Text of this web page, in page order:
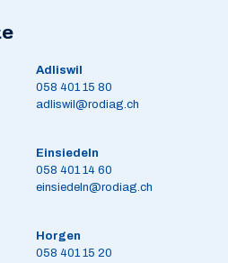
Adliswil
058 401 15 80
adliswil@rodiag.ch
Einsiedeln
058 401 14 60
einsiedeln@rodiag.ch
Horgen
058 401 15 20